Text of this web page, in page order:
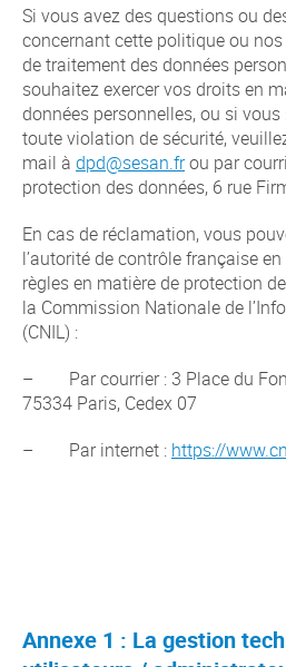
Si vous avez des questions ou
concernant cette politique ou
de traitement des données
souhaitez exercer vos droits en
données personnelles, ou si
toute violation de sécurité,
mail à dpd@sesan.frou par
protection des données, 6 rue
En cas de réclamation, vous
l’autorité de contrôle française
règles en matière de protection
la Commission Nationale de
(CNIL) :
– Par courrier : 3 Place du
75334 Paris, Cedex 07
– Par internet : https://
Annexe 1 : La gestion